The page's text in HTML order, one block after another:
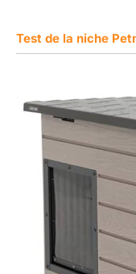
Test de la niche